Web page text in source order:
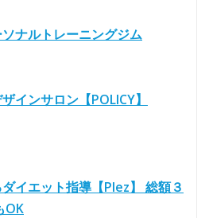
ナルトレーニングジム
インサロン【POLICY】
イエット指導【Plez】 総額３
OK